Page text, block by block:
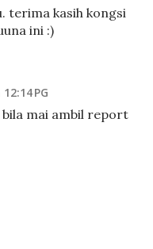
terima kasih kongsi
ini :)
PG
mai ambil report